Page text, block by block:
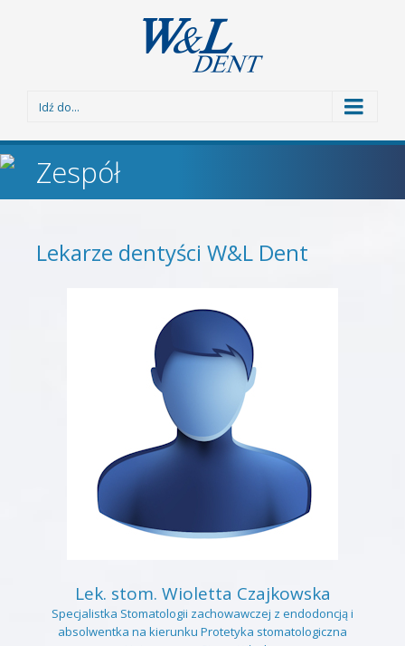
Idź do...
Zespół
Lekarze dentyści W&L Dent
Lek. stom. Wioletta Czajkowska
Specjalistka Stomatologii zachowawczej z endodoncją i
absolwentka na kierunku Protetyka stomatologiczna